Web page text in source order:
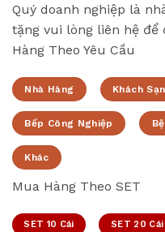
Quý doanh nghiệp là
tặng vui lòng liên hệ để
Hàng Theo Yêu Cầu
Nhà Hàng Khách Sạn
Bếp Công Nghiệp
Khác
Mua Hàng Theo SET
SET 10 Cái SET 20 Cái